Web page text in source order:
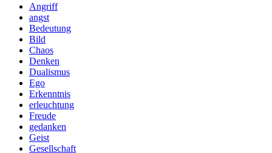
Angriff
angst
Bedeutung
Bild
Chaos
Denken
Dualismus
Ego
Erkenntnis
erleuchtung
Freude
gedanken
Geist
Gesellschaft